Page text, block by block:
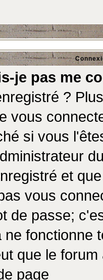
je pas me
?
vous
si vous
et
vous
de passe;
ne fonctionne
que le
page